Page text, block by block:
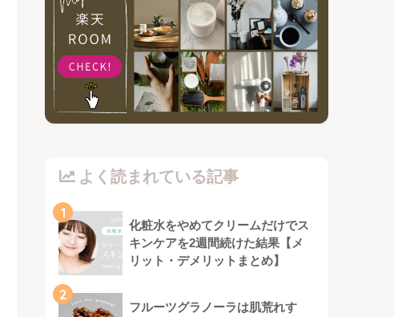
よく読まれている記事
1
化粧水をやめてクリームだけでス
キンケアを2週間続けた結果【メ
リット・デメリットまとめ】
2
フルーツグラノーラは肌荒れす